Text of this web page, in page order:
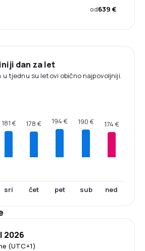
od639 €
dan za let
tjednu su letovi obično najpovoljniji.
181 €
sri
178 €
čet
194 €
pet
190 €
sub
174 €
ned
(UTC+1)
2026